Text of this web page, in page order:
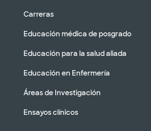
Carreras
Educación médica de posgrado
Educación para la salud aliada
Educación en Enfermería
Áreas de Investigación
Ensayos clínicos